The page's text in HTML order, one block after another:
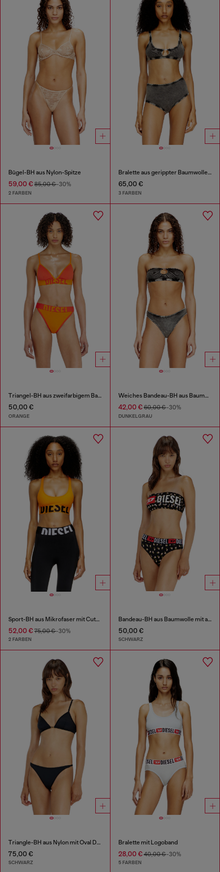
Bügel-BH aus Nylon-Spitze
59,00 € 85,00 €-30%
2 FARBEN
Bralette aus gerippter Baumwolle mit ovalem Schmuck-D
65,00 €
3 FARBEN
Triangel-BH aus zweifarbigem Baumwollstoff
50,00 €
ORANGE
Weiches Bandeau-BH aus Baumwollripp mit ovalem D-Juwel
42,00 €60,00 €-30%
DUNKELGRAU
Sport-BH aus Mikrofaser mit Cut-off-Logo
52,00 € 75,00 €-30%
2 FARBEN
Bandeau-BH aus Baumwolle mit all-over Blumenprint
50,00 €
SCHWARZ
Triangle-BH aus Nylon mit Oval D-Detail
75,00 €
SCHWARZ
Bralette mit Logoband
28,00 €40,00 €-30%
5 FARBEN